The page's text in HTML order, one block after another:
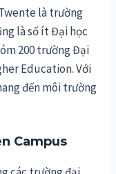
là trường
là số ít Đại học
200 trường Đại
Education. Với
đến môi trường
Campus